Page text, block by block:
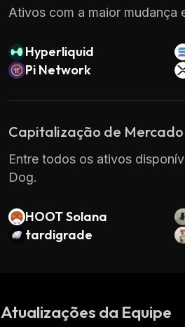
Ativos com a maior mudança
Hyperliquid
Pi Network
Capitalização de
Entre todos os ativos
Dog.
HOOT Solana
tardigrade
Atualizações da Equipe